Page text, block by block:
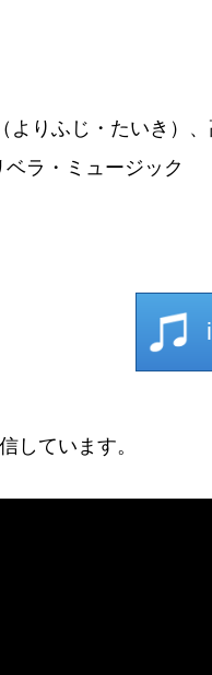
よりふじ・たいき）
ラ・ミュージック
しています。